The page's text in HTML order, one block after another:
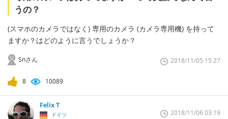
うの？
(スマホのカメラではなく) 専用のカメラ (カメラ専用機) を持って
ますか？はどのように言うでしょうか？
Snさん 2018/11/05 15:27
8 10089
Felix T
ドイツ 2018/11/06 03:19